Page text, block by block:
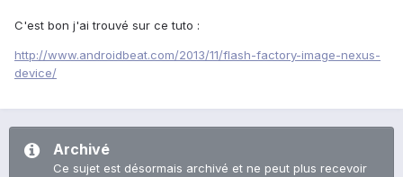
C'est bon j'ai trouvé sur ce tuto :
http://www.androidbeat.com/2013/11/flash-factory-image-nexus-
device/
Archivé
Ce sujet est désormais archivé et ne peut plus recevoir